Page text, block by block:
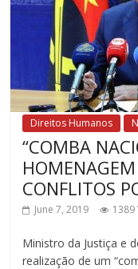
Direitos Humanos
“COMBA
CONFLITOS
June 7, 2019 1389
Ministro da Justiça e
realização de um